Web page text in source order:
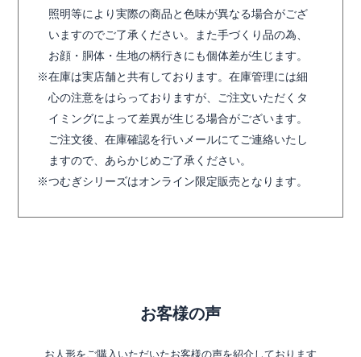
照明等により実際の商品と色味が異なる場合がござ
いますのでご了承ください。また手づくり品の為、
お顔・胴体・生地の柄行きにも個体差が生じます。
在庫は実店舗と共有しております。在庫管理には細
心の注意をはらっておりますが、ご注文いただくタ
イミングによって差異が生じる場合がございます。
ご注文後、在庫確認を行いメールにてご連絡いたし
ますので、あらかじめご了承ください。
つむぎシリーズはオンライン限定販売となります。
お客様の声
お人形をご購入いただいたお客様の声を紹介しております